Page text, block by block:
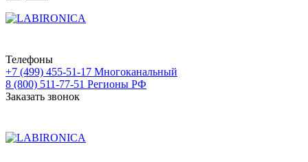
Телефоны
+7 (499) 455-51-17 Многоканальный
8 (800) 511-77-51 Регионы РФ
Заказать звонок